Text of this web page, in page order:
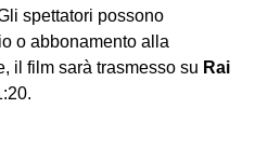
spettatori possono
o abbonamento alla
il film sarà trasmesso su Rai